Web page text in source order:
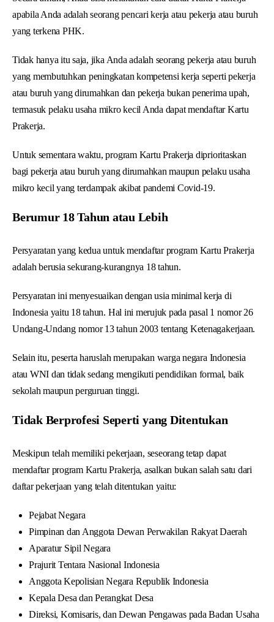
apabila Anda adalah seorang pencari kerja atau pekerja atau buruh
yang terkena PHK.
Tidak hanya itu saja, jika Anda adalah seorang pekerja atau buruh
yang membutuhkan peningkatan kompetensi kerja seperti pekerja
atau buruh yang dirumahkan dan pekerja bukan penerima upah,
termasuk pelaku usaha mikro kecil Anda dapat mendaftar Kartu
Prakerja.
Untuk sementara waktu, program Kartu Prakerja diprioritaskan
bagi pekerja atau buruh yang dirumahkan maupun pelaku usaha
mikro kecil yang terdampak akibat pandemi Covid-19.
Berumur 18 Tahun atau Lebih
Persyaratan yang kedua untuk mendaftar program Kartu Prakerja
adalah berusia sekurang-kurangnya 18 tahun.
Persyaratan ini menyesuaikan dengan usia minimal kerja di
Indonesia yaitu 18 tahun. Hal ini merujuk pada pasal 1 nomor 26
Undang-Undang nomor 13 tahun 2003 tentang Ketenagakerjaan.
Selain itu, peserta haruslah merupakan warga negara Indonesia
atau WNI dan tidak sedang mengikuti pendidikan formal, baik
sekolah maupun perguruan tinggi.
Tidak Berprofesi Seperti yang Ditentukan
Meskipun telah memiliki pekerjaan, seseorang tetap dapat
mendaftar program Kartu Prakerja, asalkan bukan salah satu dari
daftar pekerjaan yang telah ditentukan yaitu:
Pejabat Negara
Pimpinan dan Anggota Dewan Perwakilan Rakyat Daerah
Aparatur Sipil Negara
Prajurit Tentara Nasional Indonesia
Anggota Kepolisian Negara Republik Indonesia
Kepala Desa dan Perangkat Desa
Direksi, Komisaris, dan Dewan Pengawas pada Badan Usaha